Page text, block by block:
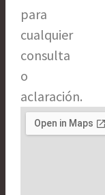
para
cualquier
consulta
o
aclaración.